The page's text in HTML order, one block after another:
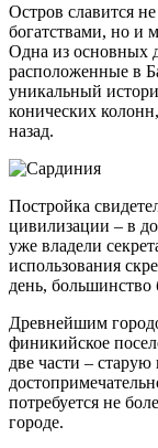
Остров славится
богатствами, но и
Одна из основных
расположенные в
уникальный
конических
назад.
Постройка
цивилизации – в
уже владели
использования
день,
Древнейшим
финикийское
две части –
потребуется не
городе.